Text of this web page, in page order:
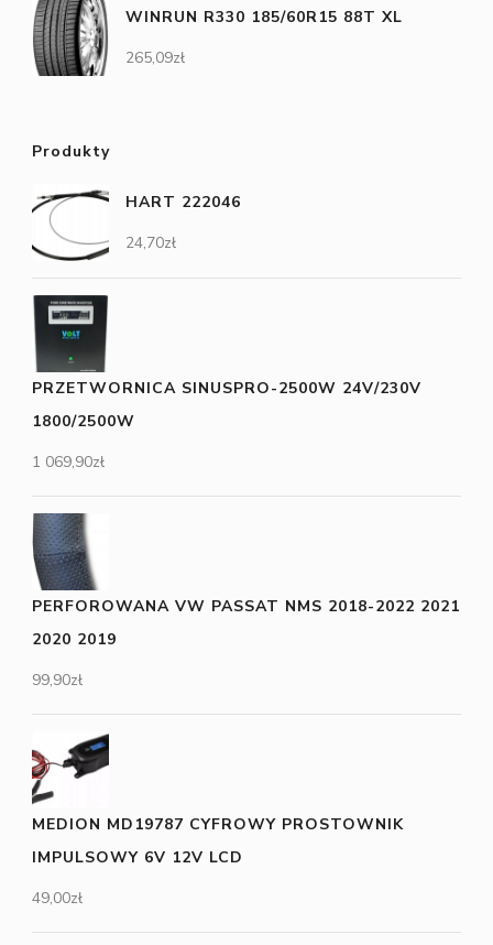
WINRUN R330 185/60R15 88T XL
265,09zł
Produkty
HART 222046
24,70zł
PRZETWORNICA SINUSPRO-2500W 24V/230V
1800/2500W
1 069,90zł
PERFOROWANA VW PASSAT NMS 2018-2022 2021
2020 2019
99,90zł
MEDION MD19787 CYFROWY PROSTOWNIK
IMPULSOWY 6V 12V LCD
49,00zł